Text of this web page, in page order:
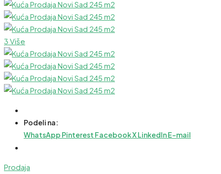
3 Više
Podeli na:
WhatsApp Pinterest FacebookXLinkedInE-mail
Prodaja